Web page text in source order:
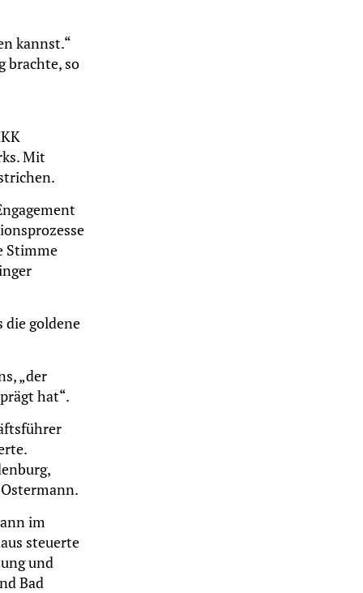
kannst.“
brachte, so
Mit
Stimme
goldene
„der
hat“.
im
steuerte
und
Bad